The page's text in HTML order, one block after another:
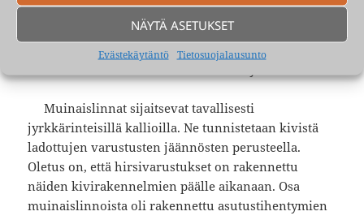
NÄYTÄ ASETUKSET
Evästekäytäntö Tietosuojalausunto
taputuksetkin esitys sai. Tilaisuudessa partiolaiset
esittivät luonnollisesti myös muita taitojaan ja
myivät yleisölle syötävää, juotavaa ja erilaisia
Muinaislinnat sijaitsevat tavallisesti
jyrkkärinteisillä kallioilla. Ne tunnistetaan kivistä
ladottujen varustusten jäännösten perusteella.
Oletus on, että hirsivarustukset on rakennettu
näiden kivirakennelmien päälle aikanaan. Osa
muinaislinnoista oli rakennettu asutustihentymien